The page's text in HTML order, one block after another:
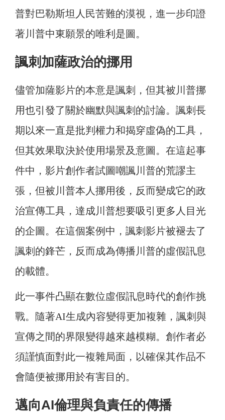
普對巴勒斯坦人民苦難的漠視，進一步印證
著川普中東願景的唯利是圖。
諷刺加薩政治的挪用
儘管加薩影片的本意是諷刺，但其被川普挪
用也引發了關於幽默與諷刺的討論。諷刺長
期以來一直是批判權力和揭穿虛偽的工具，
但其效果取決於使用場景及意圖。在這起事
件中，影片創作者試圖嘲諷川普的荒謬主
張，但被川普本人挪用後，反而變成它的政
治宣傳工具，達成川普想要吸引更多人目光
的企圖。在這個案例中，諷刺影片被褪去了
諷刺的鋒芒，反而成為傳播川普的虛假訊息
的載體。
此一事件凸顯在數位虛假訊息時代的創作挑
戰。隨著AI生成內容變得更加複雜，諷刺與
宣傳之間的界限變得越來越模糊。創作者必
須謹慎面對此一複雜局面，以確保其作品不
會隨便被挪用於有害目的。
邁向AI倫理與負責任的傳播